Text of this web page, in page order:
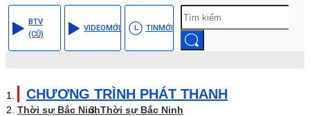
BTV
(CŨ)
VIDEOMỚI TINMỚI
CHƯƠNG TRÌNH PHÁT THANH
Thời sự Bắc NinhThời sự Bắc Ninh